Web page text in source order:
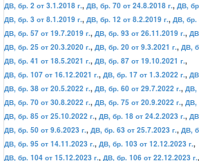
ДВ, бр. 2 от 3.1.2018 г., ДВ, бр. 70 от 24.8.2018 г., ДВ,
ДВ, бр. 3 от 8.1.2019 г., ДВ, бр. 12 от 8.2.2019 г., ДВ, бр.
ДВ, бр. 57 от 19.7.2019 г., ДВ, бр. 93 от 26.11.2019 г.,
ДВ, бр. 25 от 20.3.2020 г., ДВ, бр. 20 от 9.3.2021 г., ДВ,
ДВ, бр. 41 от 18.5.2021 г., ДВ, бр. 87 от 19.10.2021 г.,
ДВ, бр. 107 от 16.12.2021 г., ДВ, бр. 17 от 1.3.2022 г.,
ДВ, бр. 38 от 20.5.2022 г., ДВ, бр. 60 от 29.7.2022 г., ДВ,
ДВ, бр. 70 от 30.8.2022 г., ДВ, бр. 75 от 20.9.2022 г., ДВ,
ДВ, бр. 85 от 25.10.2022 г., ДВ, бр. 18 от 24.2.2023 г.,
ДВ, бр. 50 от 9.6.2023 г., ДВ, бр. 63 от 25.7.2023 г., ДВ,
ДВ, бр. 95 от 14.11.2023 г., ДВ, бр. 103 от 12.12.2023 г.,
ДВ, бр. 104 от 15.12.2023 г., ДВ, бр. 106 от 22.12.2023 г.,